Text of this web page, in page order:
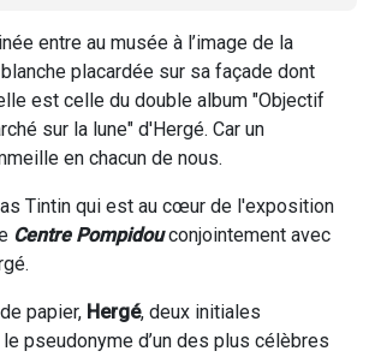
entre au musée à l’image de la
placardée sur sa façade dont
est celle du double album "Objectif
sur la lune" d'Hergé. Car un
en chacun de nous.
Tintin qui est au cœur de l'exposition
Centre Pompidouconjointement avec
papier, Hergé, deux initiales
pseudonyme d’un des plus célèbres